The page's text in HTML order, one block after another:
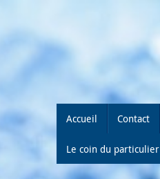
au
contenu
Accueil Contact
Le coin du particulier